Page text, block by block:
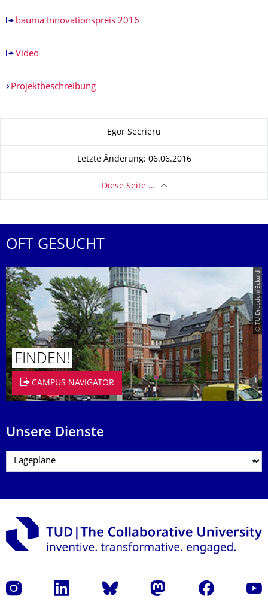
bauma Innovationspreis 2016
Video
Projektbeschreibung
Egor Secrieru
Letzte Änderung: 06.06.2016
Diese Seite …
OFT GESUCHT
© TU Dresden/Eckold
FINDEN!
CAMPUS NAVIGATOR
Unsere Dienste
Instagram LinkedIn Bluesky Mastodon Facebook